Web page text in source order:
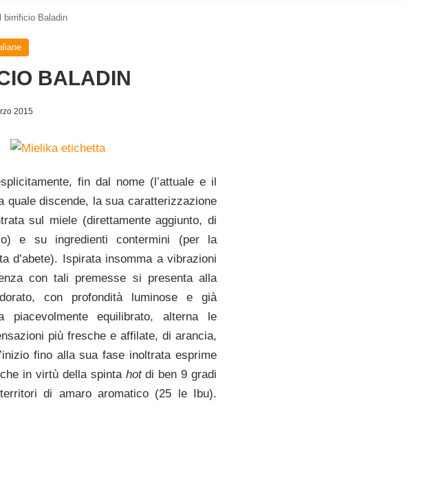
birrificio Baladin
BALADIN
2015
fin dal nome (l’attuale e il
quale discende, la sua caratterizzazione
sul miele (direttamente aggiunto, di
e su ingredienti contermini (per la
d’abete). Ispirata insomma a vibrazioni
con tali premesse si presenta alla
con profondità luminose e già
piacevolmente equilibrato, alterna le
più fresche e affilate, di arancia,
fino alla sua fase inoltrata esprime
in virtù della spinta hotdi ben 9 gradi
di amaro aromatico (25 le Ibu).